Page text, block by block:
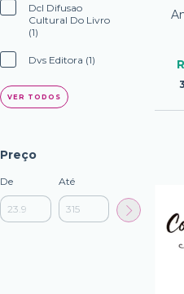
Dcl Difusao
Cultural Do Livro
(1)
Dvs Editora (1)
VER TODOS
Preço
De Até
3